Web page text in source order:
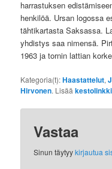
harrastuksen
henkilöä. Ursan logossa
tähtikartasta Saksassa.
yhdistys saa nimensä.
1963 ja tornin lattian
Kategoria(t):Haastattelut,
Hirvonen. Lisääkestolinkki
Vastaa
Sinun täytyykirjautua